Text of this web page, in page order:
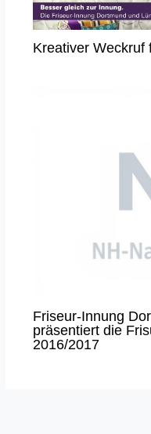
Kreativer Weckruf
Friseur-Innung
präsentiert die
2016/2017